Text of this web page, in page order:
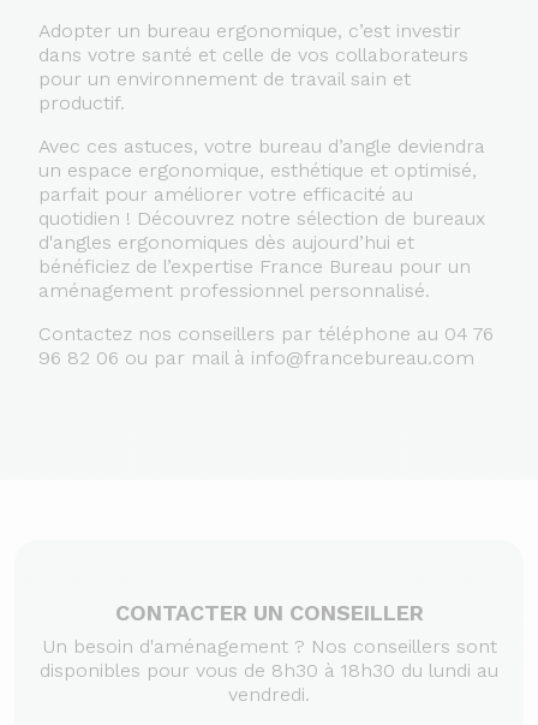
Adopter un bureau ergonomique, c’est investir
dans votre santé et celle de vos collaborateurs
pour un environnement de travail sain et
productif.
Avec ces astuces, votre bureau d’angle deviendra
un espace ergonomique, esthétique et optimisé,
parfait pour améliorer votre efficacité au
quotidien ! Découvrez notre sélection de bureaux
d'angles ergonomiques dès aujourd’hui et
bénéficiez de l’expertise France Bureau pour un
aménagement professionnel personnalisé.
Contactez nos conseillers par téléphone au 04 76
96 82 06 ou par mail à info@francebureau.com
CONTACTER UN CONSEILLER
Un besoin d'aménagement ? Nos conseillers sont
disponibles pour vous de 8h30 à 18h30 du lundi au
vendredi.